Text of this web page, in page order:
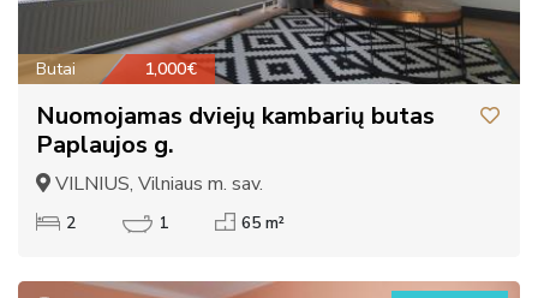
Butai 1,000€
Nuomojamas dviejų kambarių butas
Paplaujos g.
VILNIUS, Vilniaus m. sav.
2 1 65 m²